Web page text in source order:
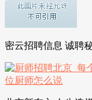
密云招聘信息 诚聘